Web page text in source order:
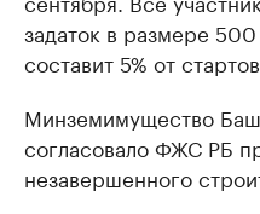
задаток в размере
составит 5% от
Минземимущество
согласовало ФЖС РБ
незавершенного